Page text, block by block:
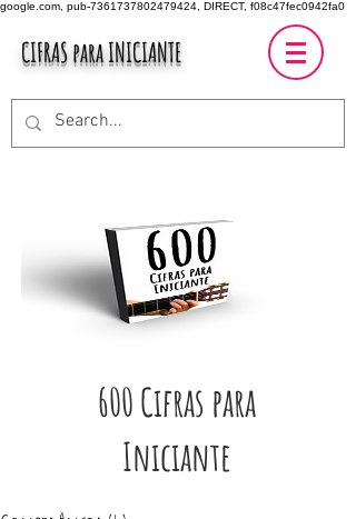
google.com, pub-7361737802479424, DIRECT, f08c47fec0942fa0
CIFRAS para INICIANTE
600 Cifras para
Iniciante